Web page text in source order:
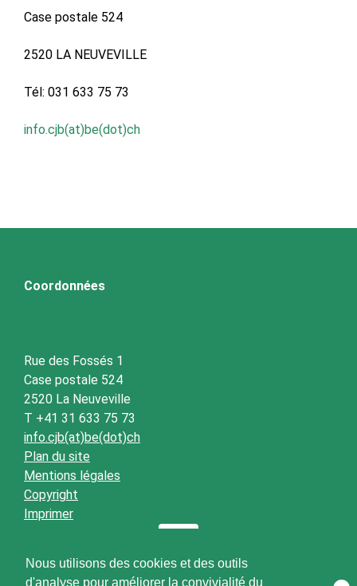
Nous utilisons des cookies et des outils
d'analyse pour améliorer la convivialité du
Case postale 524
2520 LA NEUVEVILLE
Tél: 031 633 75 73
info.cjb(at)be(dot)ch
Coordonnées
Rue des Fossés 1
Case postale 524
2520 La Neuveville
T +41 31 633 75 73
info.cjb(at)be(dot)ch
Plan du site
Mentions légales
Copyright
Imprimer